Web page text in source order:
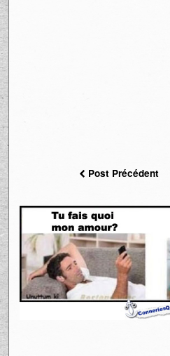
Post Précédent